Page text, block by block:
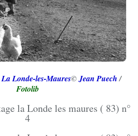
La Londe-les-Maures©Jean Puech/
Fotolib